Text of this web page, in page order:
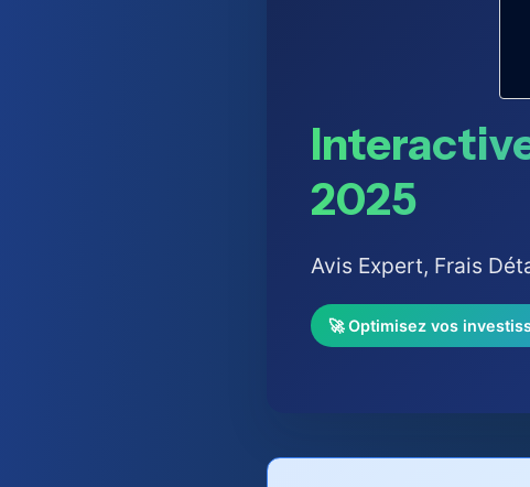
2025
Avis Expert, Frais
🚀 Optimisez vos